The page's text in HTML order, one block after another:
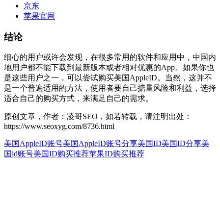
京东
苹果官网
结论
细心的用户或许会发现，在很多常用的软件和应用中，中国内
地用户都不能下载到最新版本或者相对优惠的App。如果你也
是这些用户之一，可以尝试购买美国AppleID。当然，这并不
是一个普遍适用的方法，使用者要自己掂量风险和利益，选择
适合自己的购买方式，来满足自己的需求。
原创文章，作者：凌哥SEO，如若转载，请注明出处：
https://www.seoxyg.com/8736.html
美国AppleID账号美国AppleID账号分享美国ID美国ID分享美
国id账号美国ID购买推荐苹果ID购买推荐